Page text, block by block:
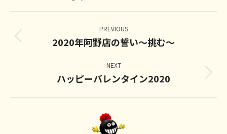
Post
navigation
PREVIOUS
Previous
2020年阿野店の誓い～挑む～
NEXT
Next
ハッピーバレンタイン2020